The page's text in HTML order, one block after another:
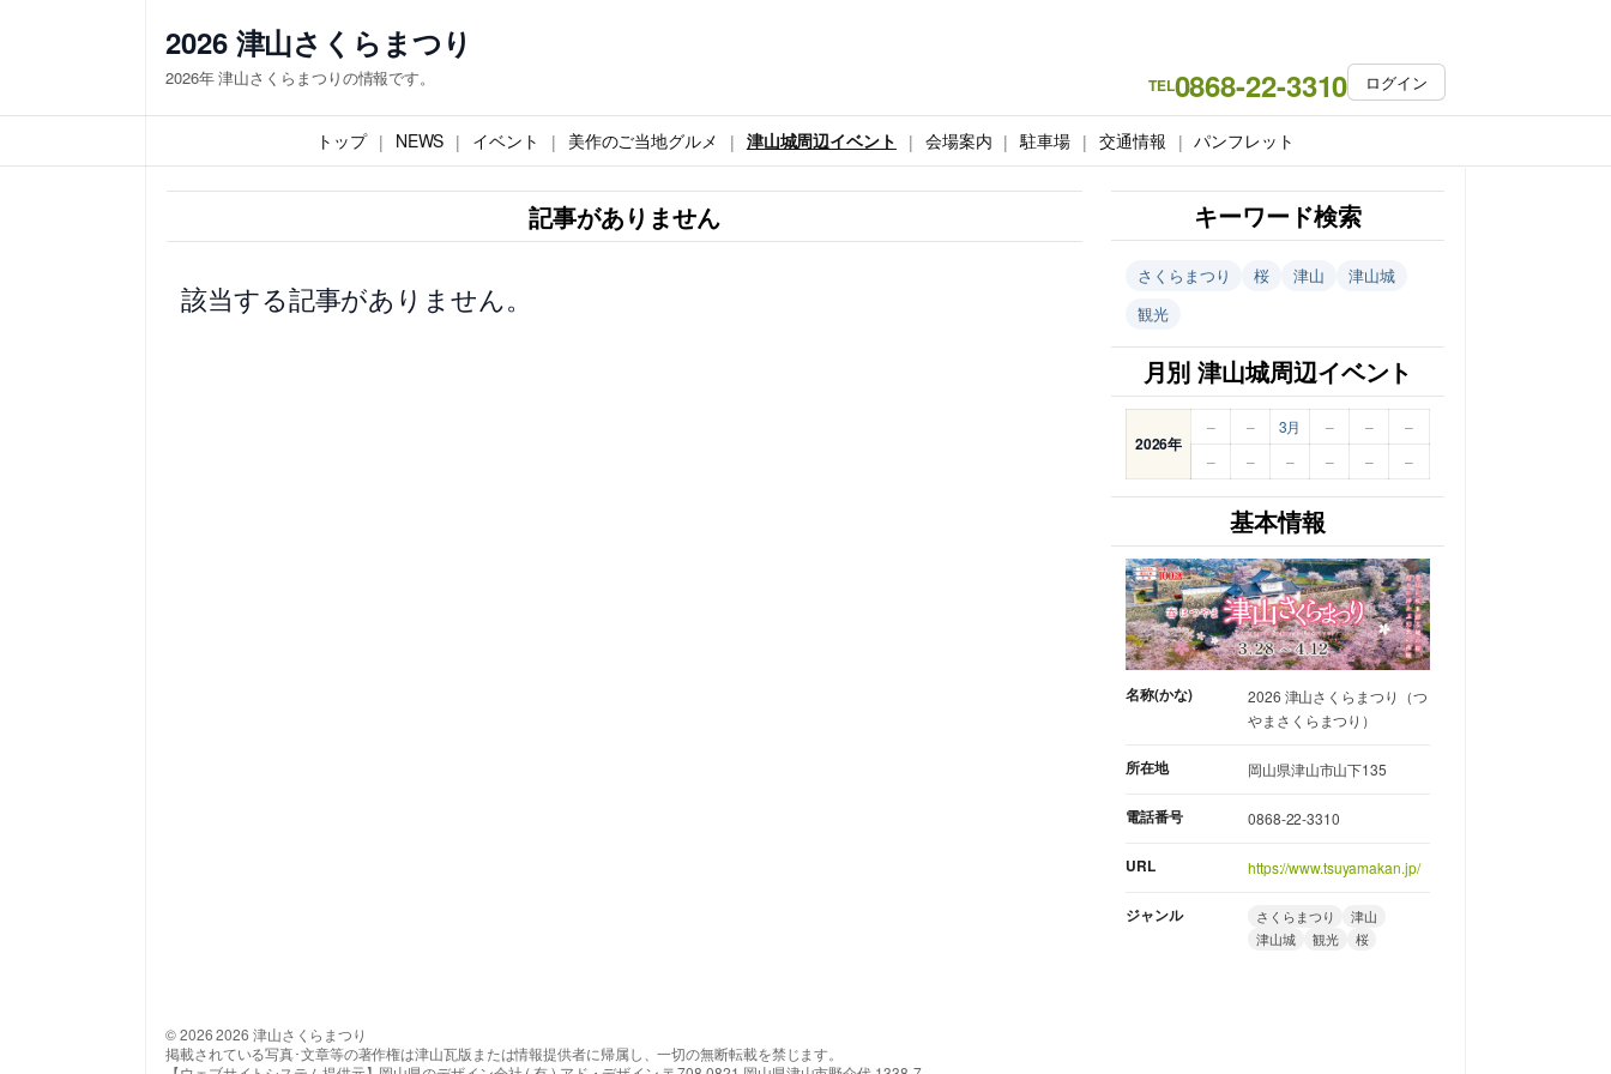
ス
キ
2026 津山さくらまつり
2026年 津山さくらまつりの情報です。 TEL0868-22-3310 ログイン
トップ NEWS イベント 美作のご当地グルメ 津山城周辺イベント 会場案内 駐車場 交通情報 パンフレット
記事がありません
該当する記事がありません。
キーワード検索
さくらまつり 桜 津山
津山城
観光
月別 津山城周辺イベント
2026年
– – 3月 – –
–
–
– – – – –
基本情報
名称(かな)
2026 津山さくらまつり（つ
やまさくらまつり）
所在地 岡山県津山市山下135
電話番号 0868-22-3310
URL https://www.tsuyamakan.jp/
ジャンル さくらまつり
津山
津山城
観光 桜
© 2026 2026 津山さくらまつり
掲載されている写真･文章等の著作権は津山瓦版または情報提供者に帰属し、一切の無断転載を禁じます。